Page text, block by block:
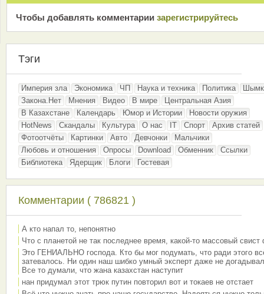
Чтобы добавлять комментарии зарeгиcтрирyйтeсь
Тэги
Империя зла Экономика ЧП Наука и техника Политика
Закона.Нет
Мнения Видео В мире
Центральная Азия
В Казахстане
Календарь Юмор и Истории
Новости оружия
HotNews
Скандалы Культура О нас IT Спорт
Архив статей
Фотоотчёты
Картинки Авто Девчонки
Мальчики
Любовь и отношения
Опросы Download Обменник
Ссылки
Библиотека
Ядерщик Блоги Гостевая
Комментарии ( 786821 )
А кто напал то, непонятно
Что с планетой не так последнее время, какой-то массовый свист
Это ГЕНИАЛЬНО господа. Кто бы мог подумать, что ради этого
затевалось. Ни один наш шибко умный эксперт даже не
Все то думали, что жана казахстан наступит
нан придумал этот трюк путин повторил вот и токаев не отстает